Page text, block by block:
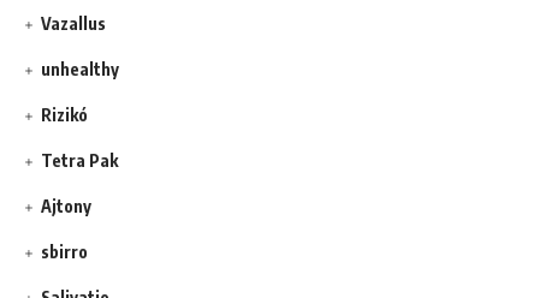
Vazallus
unhealthy
Rizikó
Tetra Pak
Ajtony
sbirro